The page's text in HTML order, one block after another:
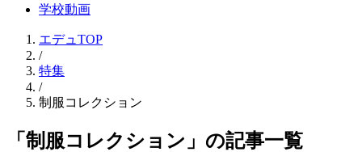
学校動画
エデュTOP
/
特集
/
制服コレクション
「制服コレクション」の記事一覧